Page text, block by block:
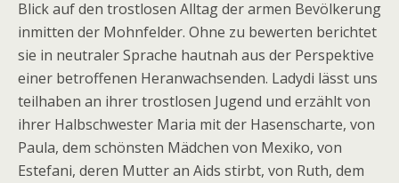
Blick auf den trostlosen Alltag der armen Bevölkerung
inmitten der Mohnfelder. Ohne zu bewerten berichtet
sie in neutraler Sprache hautnah aus der Perspektive
einer betroffenen Heranwachsenden. Ladydi lässt uns
teilhaben an ihrer trostlosen Jugend und erzählt von
ihrer Halbschwester Maria mit der Hasenscharte, von
Paula, dem schönsten Mädchen von Mexiko, von
Estefani, deren Mutter an Aids stirbt, von Ruth, dem